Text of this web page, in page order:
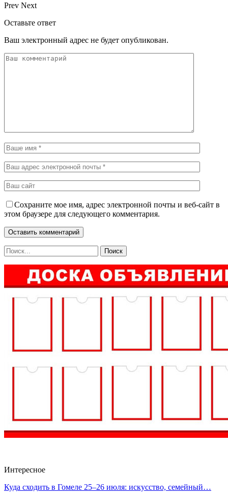
Prev Next
Оставьте ответ
Ваш электронный адрес не будет опубликован.
Сохраните мое имя, адрес электронной почты и веб-сайт в
этом браузере для следующего комментария.
Интересное
Куда сходить в Гомеле 25–26 июля: искусство, семейный…